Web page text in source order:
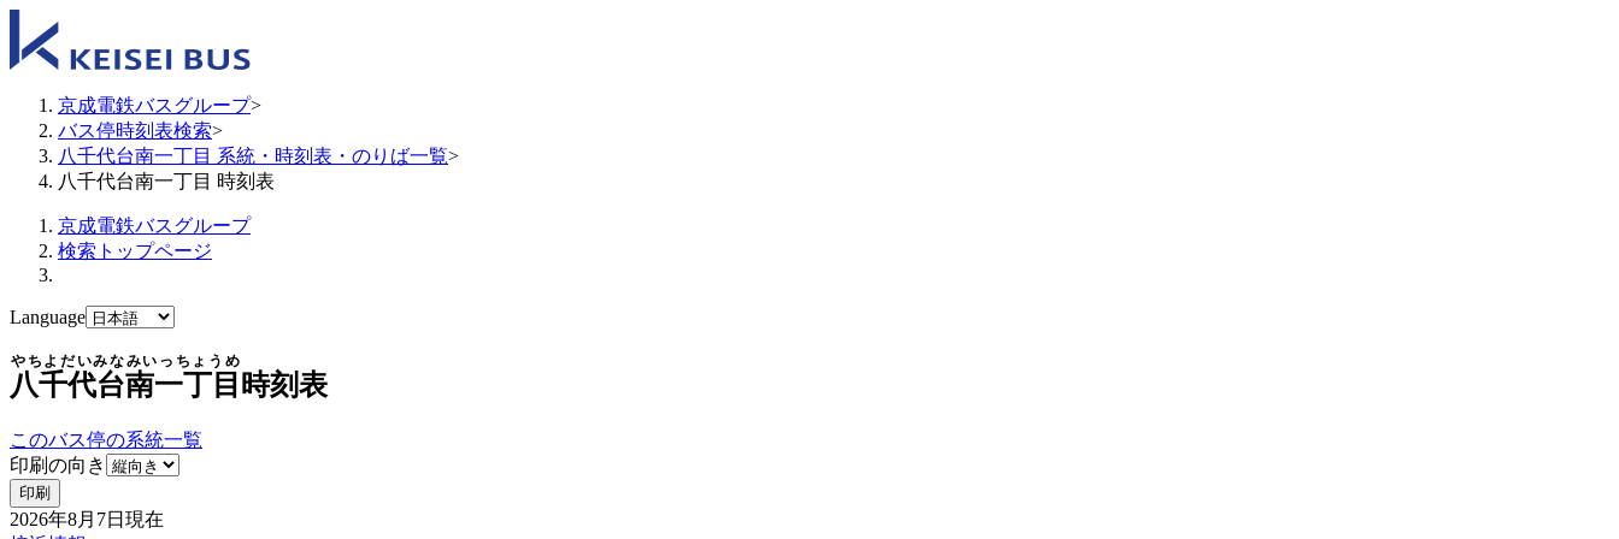
京成電鉄バスグループ>
バス停時刻表検索>
八千代台南一丁目 系統・時刻表・のりば一覧>
八千代台南一丁目 時刻表
京成電鉄バスグループ
検索トップページ
Language
八千代台南一丁目
やちよだいみなみいっちょうめ
時刻表
このバス停の系統一覧
印刷の向き
印刷
2026年8月7日 現在